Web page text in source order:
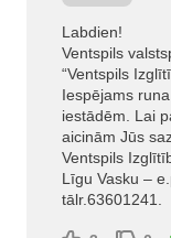
Labdien!
Ventspils
“Ventspils
Iespējams
iestādēm. Lai
aicinām Jūs
Ventspils
Līgu Vasku –
tālr.63601241.